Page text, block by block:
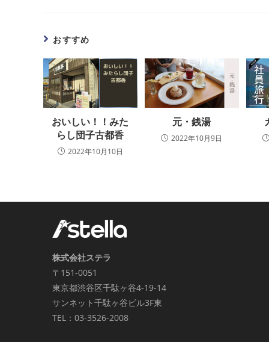
おすすめ
おいしい！！みた
らし団子古都香
2022年10月10日
元・銭湯
2022年10月9日
株式会社ステラ
〒151-0051
東京都渋谷区千駄ヶ谷4-19-14
サンネット千駄ヶ谷ビル3F東
TEL：03-3526-2008